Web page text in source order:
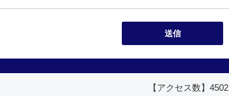
【アクセス数】 4502